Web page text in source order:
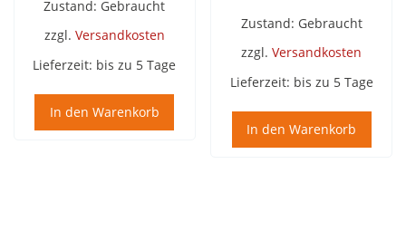
Zustand: Gebraucht
zzgl. Versandkosten
Lieferzeit: bis zu 5 Tage
In den Warenkorb
Zustand: Gebraucht
zzgl.Versandkosten
Lieferzeit: bis zu 5 Tage
In den Warenkorb